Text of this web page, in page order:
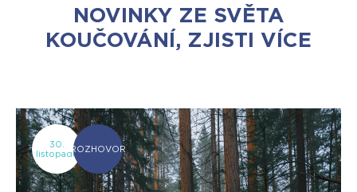
NOVINKY ZE SVĚTA
KOUČOVÁNÍ, ZJISTI VÍCE
30.
listopaduROZHOVOR